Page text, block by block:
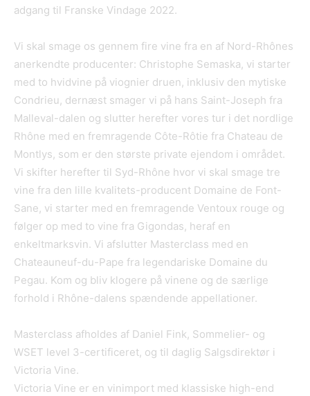
adgang til Franske Vindage 2022.
Vi skal smage os gennem fire vine fra en af Nord-Rhônes
anerkendte producenter: Christophe Semaska, vi starter
med to hvidvine på viognier druen, inklusiv den mytiske
Condrieu, dernæst smager vi på hans Saint-Joseph fra
Malleval-dalen og slutter herefter vores tur i det nordlige
Rhône med en fremragende Côte-Rôtie fra Chateau de
Montlys, som er den største private ejendom i området.
Vi skifter herefter til Syd-Rhône hvor vi skal smage tre
vine fra den lille kvalitets-producent Domaine de Font-
Sane, vi starter med en fremragende Ventoux rouge og
følger op med to vine fra Gigondas, heraf en
enkeltmarksvin. Vi afslutter Masterclass med en
Chateauneuf-du-Pape fra legendariske Domaine du
Pegau. Kom og bliv klogere på vinene og de særlige
forhold i Rhône-dalens spændende appellationer.
Masterclass afholdes af Daniel Fink, Sommelier- og
WSET level 3-certificeret, og til daglig Salgsdirektør i
Victoria Vine.
Victoria Vine er en vinimport med klassiske high-end